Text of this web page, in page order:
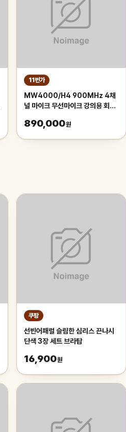
11번가
MW4000/H4 900MHz 4채
널 마이크 무선마이크 강의용 회의
890,000원
쿠팡
선빈어패럴 슬림한 심리스 끈나시
단색 3장 세트 브라탑
16,900원